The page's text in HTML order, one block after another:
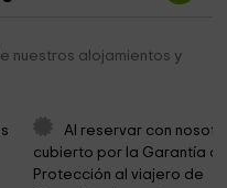
nuestros alojamientos y
Al reservar con
cubierto por la Garantía
Protección al viajero de